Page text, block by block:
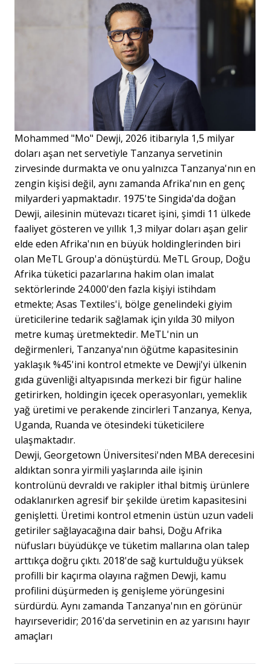
Mohammed "Mo" Dewji, 2026 itibarıyla 1,5 milyar
doları aşan net servetiyle Tanzanya servetinin
zirvesinde durmakta ve onu yalnızca Tanzanya'nın en
zengin kişisi değil, aynı zamanda Afrika'nın en genç
milyarderi yapmaktadır. 1975'te Singida'da doğan
Dewji, ailesinin mütevazı ticaret işini, şimdi 11 ülkede
faaliyet gösteren ve yıllık 1,3 milyar doları aşan gelir
elde eden Afrika'nın en büyük holdinglerinden biri
olan MeTL Group'a dönüştürdü. MeTL Group, Doğu
Afrika tüketici pazarlarına hakim olan imalat
sektörlerinde 24.000'den fazla kişiyi istihdam
etmekte; Asas Textiles'i, bölge genelindeki giyim
üreticilerine tedarik sağlamak için yılda 30 milyon
metre kumaş üretmektedir. MeTL'nin un
değirmenleri, Tanzanya'nın öğütme kapasitesinin
yaklaşık %45'ini kontrol etmekte ve Dewji'yi ülkenin
gıda güvenliği altyapısında merkezi bir figür haline
getirirken, holdingin içecek operasyonları, yemeklik
yağ üretimi ve perakende zincirleri Tanzanya, Kenya,
Uganda, Ruanda ve ötesindeki tüketicilere
ulaşmaktadır.
Dewji, Georgetown Üniversitesi'nden MBA derecesini
aldıktan sonra yirmili yaşlarında aile işinin
kontrolünü devraldı ve rakipler ithal bitmiş ürünlere
odaklanırken agresif bir şekilde üretim kapasitesini
genişletti. Üretimi kontrol etmenin üstün uzun vadeli
getiriler sağlayacağına dair bahsi, Doğu Afrika
nüfusları büyüdükçe ve tüketim mallarına olan talep
arttıkça doğru çıktı. 2018'de sağ kurtulduğu yüksek
profilli bir kaçırma olayına rağmen Dewji, kamu
profilini düşürmeden iş genişleme yörüngesini
sürdürdü. Aynı zamanda Tanzanya'nın en görünür
hayırseveridir; 2016'da servetinin en az yarısını hayır
amaçları